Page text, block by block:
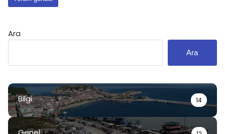
Ara
Ara
Bilgi 14